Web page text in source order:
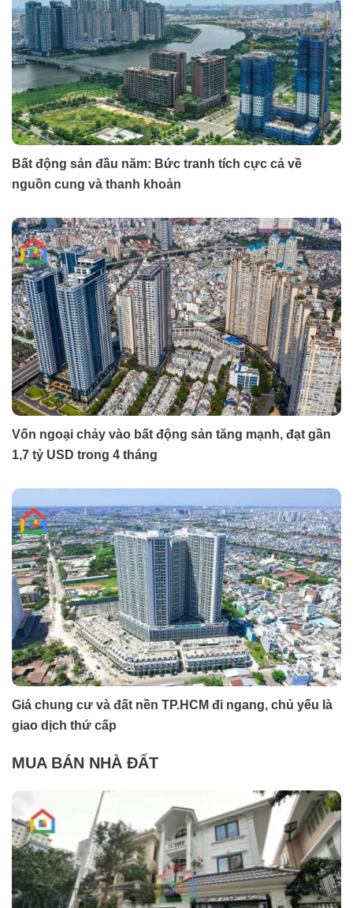
Bất động sản đầu năm: Bức tranh tích cực cả về
nguồn cung và thanh khoản
Vốn ngoại chảy vào bất động sản tăng mạnh, đạt gần
1,7 tỷ USD trong 4 tháng
Giá chung cư và đất nền TP.HCM đi ngang, chủ yếu là
giao dịch thứ cấp
MUA BÁN NHÀ ĐẤT